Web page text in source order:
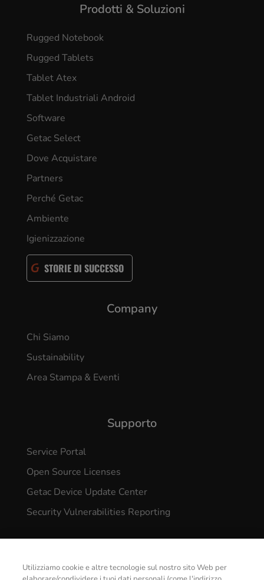
Prodotti & Soluzioni
Rugged Notebook
Rugged Tablets
Tablet Atex
Tablet Industriali Android
Software
Getac Select
Dove Acquistare
Partners
Perché Getac
Ambiente
Igienizzazione
STORIE DI SUCCESSO
Company
Chi Siamo
Sustainability
Area Stampa & Eventi
Supporto
Service Portal
Open Source Licenses
Getac Device Update Center
Security Vulnerabilities Reporting
Utilizziamo cookie e altre tecnologie sul nostro sito Web per